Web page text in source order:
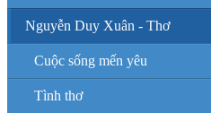
Nguyễn Duy Xuân - Thơ
Cuộc sống mến yêu
Tình thơ